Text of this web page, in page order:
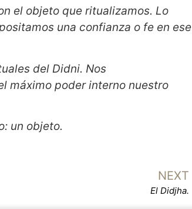
el objeto que ritualizamos. Lo
una confianza o fe en ese
del Didni. Nos
máximo poder interno nuestro
un objeto.
NEXT
El Didjha.